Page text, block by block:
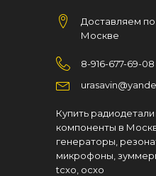
Доставляем по
Москве
8-916-677-69-08
Купить
компоненты в
генераторы,
микрофоны,
tcxo, ocxo